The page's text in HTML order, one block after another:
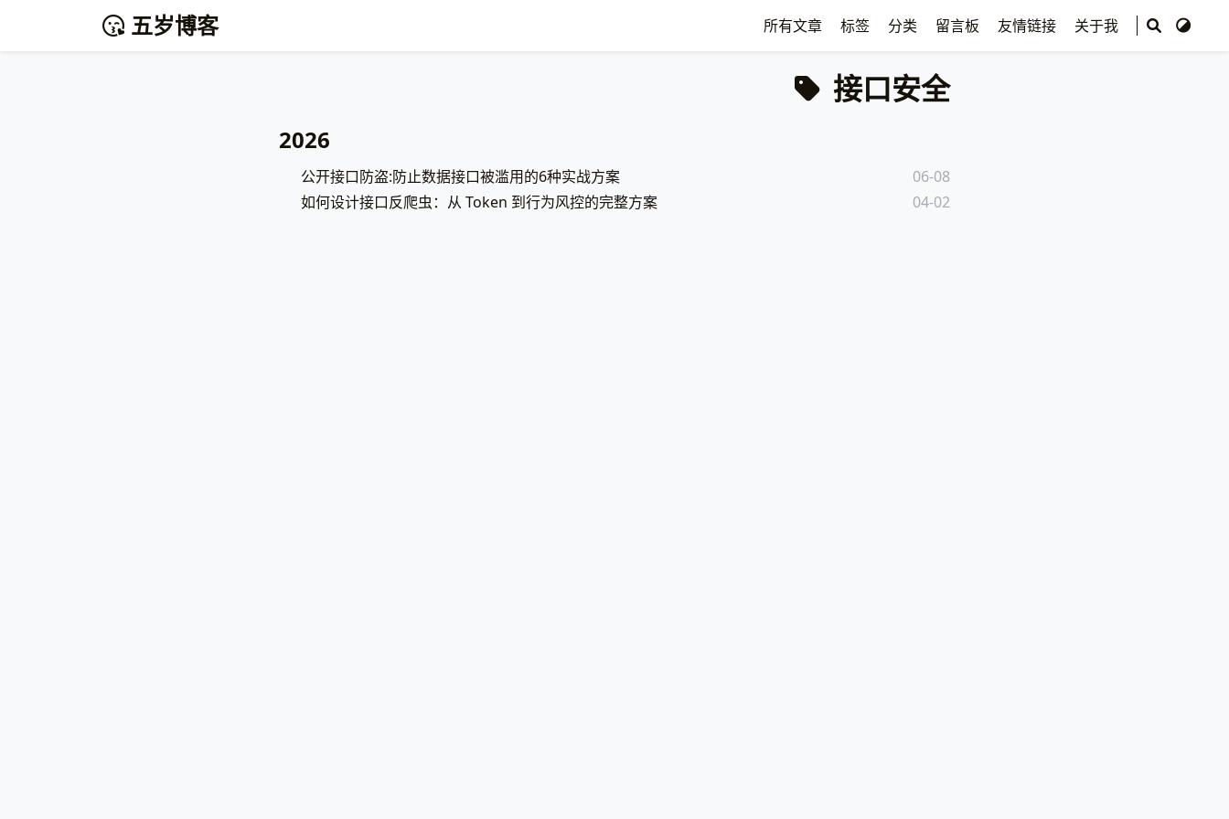
五岁博客 所有文章 标签 分类 留言板 友情链接 关于我
接口安全
2026
公开接口防盗:防止数据接口被滥用的6种实战方案
06-08
如何设计接口反爬虫：从 Token 到行为风控的完整方案
04-02